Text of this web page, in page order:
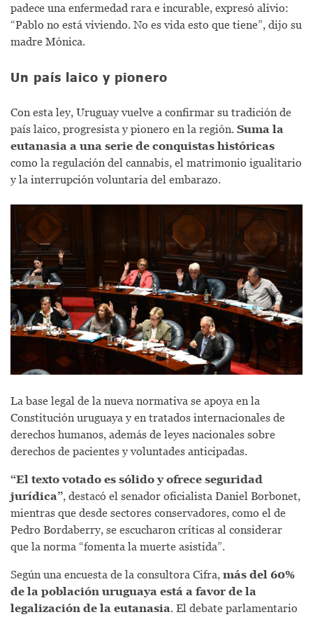
padece una enfermedad rara e incurable, expresó alivio:
“Pablo no está viviendo. No es vida esto que tiene”, dijo su
madre Mónica.
Un país laico y pionero
Con esta ley, Uruguay vuelve a confirmar su tradición de
país laico, progresista y pionero en la región. Suma la
eutanasia a una serie de conquistas históricas
como la regulación del cannabis, el matrimonio igualitario
y la interrupción voluntaria del embarazo.
La base legal de la nueva normativa se apoya en la
Constitución uruguaya y en tratados internacionales de
derechos humanos, además de leyes nacionales sobre
derechos de pacientes y voluntades anticipadas.
“El texto votado es sólido y ofrece seguridad
jurídica” , destacó el senador oficialista Daniel Borbonet,
mientras que desde sectores conservadores, como el de
Pedro Bordaberry, se escucharon críticas al considerar
que la norma “fomenta la muerte asistida”.
Según una encuesta de la consultora Cifra, más del 60%
de la población uruguaya está a favor de la
legalización de la eutanasia . El debate parlamentario